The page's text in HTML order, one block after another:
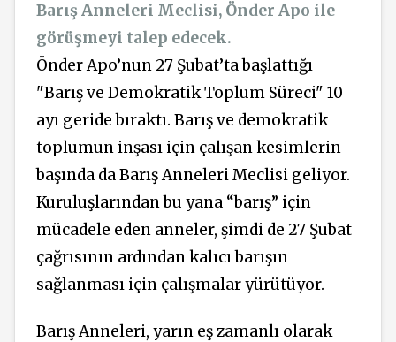
Barış Anneleri Meclisi, Önder Apo ile
görüşmeyi talep edecek.
Önder Apo’nun 27 Şubat’ta başlattığı
"Barış ve Demokratik Toplum Süreci" 10
ayı geride bıraktı. Barış ve demokratik
toplumun inşası için çalışan kesimlerin
başında da Barış Anneleri Meclisi geliyor.
Kuruluşlarından bu yana “barış” için
mücadele eden anneler, şimdi de 27 Şubat
çağrısının ardından kalıcı barışın
sağlanması için çalışmalar yürütüyor.
Barış Anneleri, yarın eş zamanlı olarak